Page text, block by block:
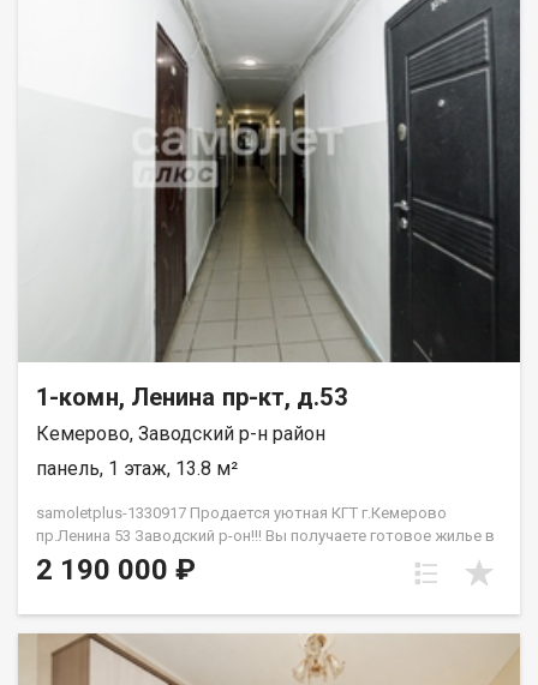
1-комн, Ленина пр-кт, д.53
Кемерово, Заводский р-н район
панель, 1 этаж, 13.8 м²
samoletplus-1330917 Продается уютная КГТ г.Кемерово
пр.Ленина 53 Заводский р-он!!! Вы получаете готовое жилье в
самом сердце города без необходимости вкладываться в
капитальный ремонт.<!--TgQPHd||[]--> Главные преимущества
библиотеки и коворкинги. Отличное состояние<!--TgQPHd||[]-->:
чистая, светлая комната, свежие обои, пластиковое окно и
2 190 000 ₽